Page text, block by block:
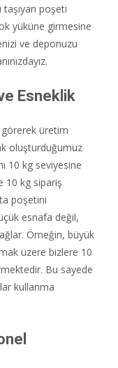
taşıyan poşeti
yüküne girmesine
ve deponuzu
Esneklik
görerek üretim
oluşturduğumuz
10 kg seviyesine
10 kg sipariş
poşetini
esnafa değil,
Örneğin, büyük
üzere bizlere 10
Bu sayede
kullanma